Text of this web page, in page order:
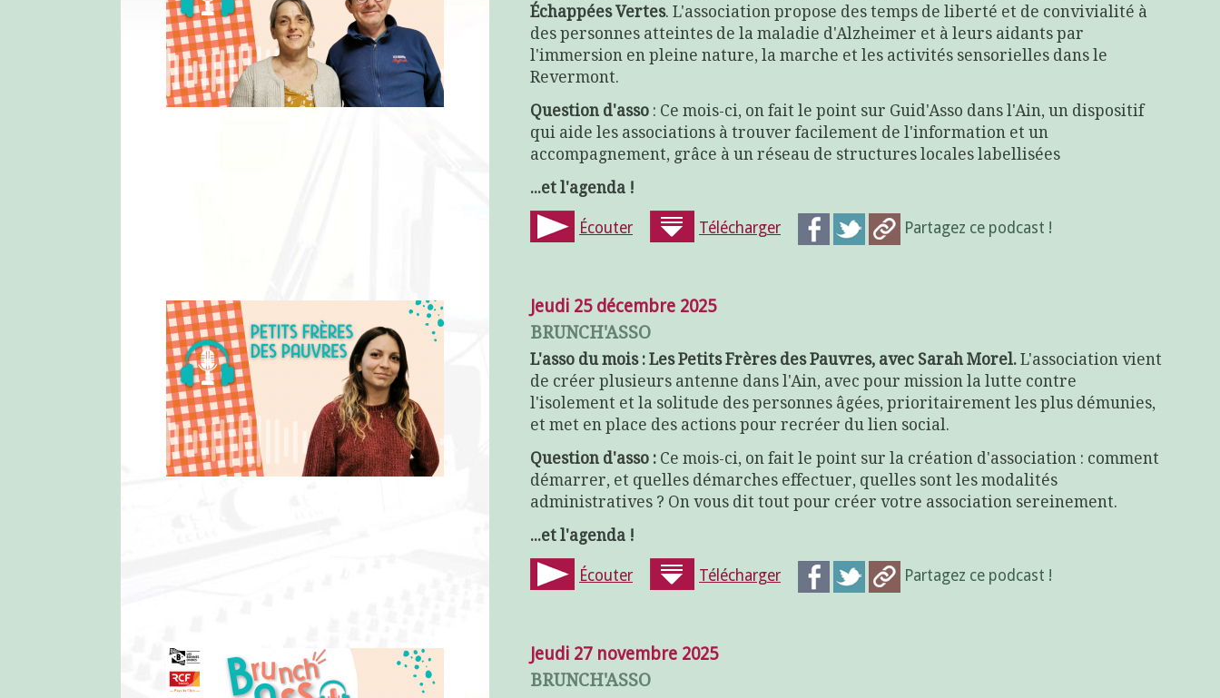
Échappées Vertes. L'association propose des temps de liberté et de convivialité à
des personnes atteintes de la maladie d'Alzheimer et à leurs aidants par
l'immersion en pleine nature, la marche et les activités sensorielles dans le
Revermont.
Question d'asso : Ce mois-ci, on fait le point sur Guid'Asso dans l'Ain, un dispositif
qui aide les associations à trouver facilement de l'information et un
accompagnement, grâce à un réseau de structures locales labellisées
...et l'agenda !
Écouter Télécharger Partagez ce podcast !
Jeudi 25 décembre 2025
BRUNCH'ASSO
L'asso du mois : Les Petits Frères des Pauvres, avec Sarah Morel. L'association vient
de créer plusieurs antenne dans l'Ain, avec pour mission la lutte contre
l'isolement et la solitude des personnes âgées, prioritairement les plus démunies,
et met en place des actions pour recréer du lien social.
Question d'asso : Ce mois-ci, on fait le point sur la création d'association : comment
démarrer, et quelles démarches effectuer, quelles sont les modalités
administratives ? On vous dit tout pour créer votre association sereinement.
...et l'agenda !
Écouter Télécharger Partagez ce podcast !
Jeudi 27 novembre 2025
BRUNCH'ASSO